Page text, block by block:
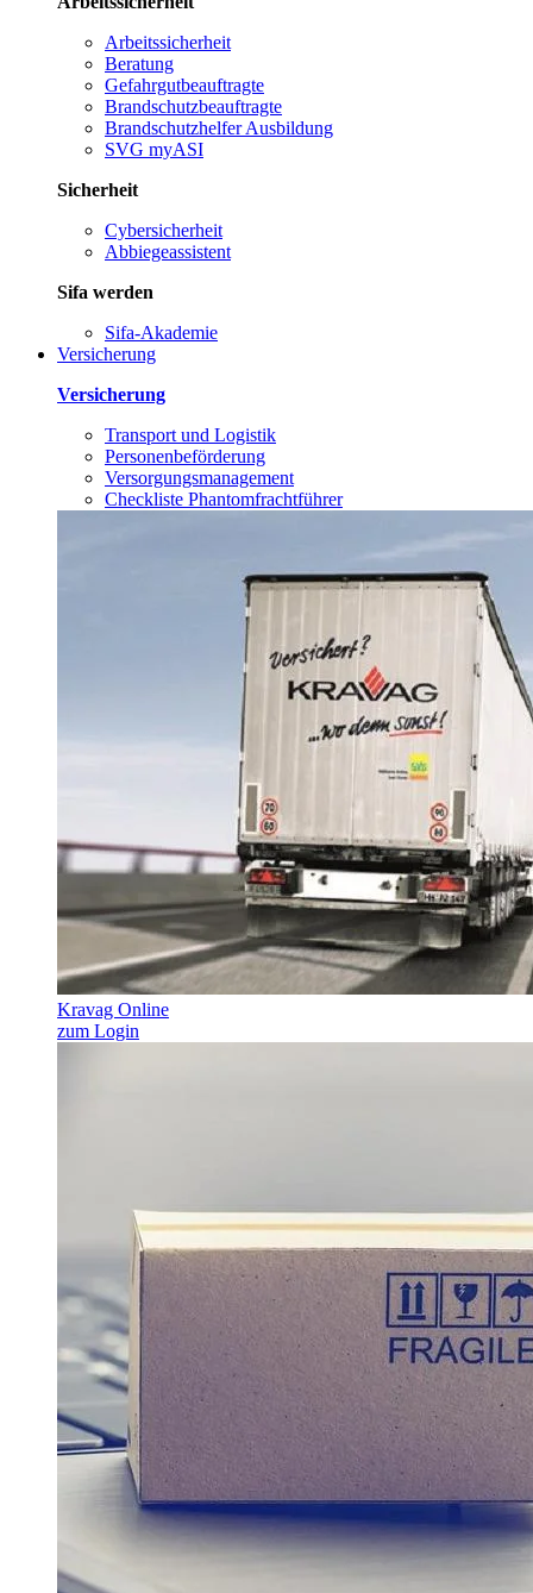
Arbeitssicherheit
Beratung
Gefahrgutbeauftragte
Brandschutzbeauftragte
Brandschutzhelfer Ausbildung
SVG myASI
Sicherheit
Cybersicherheit
Abbiegeassistent
Sifa werden
Sifa-Akademie
Versicherung
Versicherung
Transport und Logistik
Personenbeförderung
Versorgungsmanagement
Checkliste Phantomfrachtführer
Kravag Online
zum Login